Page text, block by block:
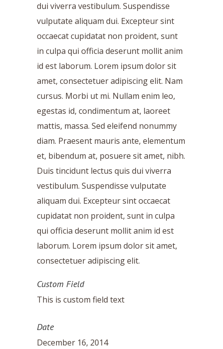
dui viverra vestibulum. Suspendisse
vulputate aliquam dui. Excepteur sint
occaecat cupidatat non proident, sunt
in culpa qui officia deserunt mollit anim
id est laborum. Lorem ipsum dolor sit
amet, consectetuer adipiscing elit. Nam
cursus. Morbi ut mi. Nullam enim leo,
egestas id, condimentum at, laoreet
mattis, massa. Sed eleifend nonummy
diam. Praesent mauris ante, elementum
et, bibendum at, posuere sit amet, nibh.
Duis tincidunt lectus quis dui viverra
vestibulum. Suspendisse vulputate
aliquam dui. Excepteur sint occaecat
cupidatat non proident, sunt in culpa
qui officia deserunt mollit anim id est
laborum. Lorem ipsum dolor sit amet,
consectetuer adipiscing elit.
Custom Field
This is custom field text
Date
December 16, 2014